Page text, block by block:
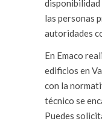
disponibilidad
las personas
autoridades
En Emaco
edificios en
con la
técnico se
Puedes